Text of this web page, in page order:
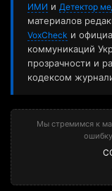
ИМИ и Детектор
материалов
VoxCheck и
коммуникаций
прозрачности и
кодексом
Мы стремимся к